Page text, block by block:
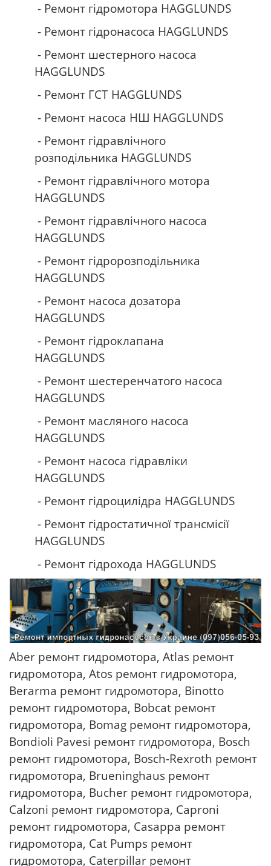
- Ремонт гідромотора HAGGLUNDS
- Ремонт гідронасоса HAGGLUNDS
- Ремонт шестерного насоса
HAGGLUNDS
- Ремонт ГСТ HAGGLUNDS
- Ремонт насоса НШ HAGGLUNDS
- Ремонт гідравлічного
розподільника HAGGLUNDS
- Ремонт гідравлічного мотора
HAGGLUNDS
- Ремонт гідравлічного насоса
HAGGLUNDS
- Ремонт гідророзподільника
HAGGLUNDS
- Ремонт насоса дозатора
HAGGLUNDS
- Ремонт гідроклапана
HAGGLUNDS
- Ремонт шестеренчатого насоса
HAGGLUNDS
- Ремонт масляного насоса
HAGGLUNDS
- Ремонт насоса гідравліки
HAGGLUNDS
- Ремонт гідроцилідра HAGGLUNDS
- Ремонт гідростатичної трансмісії
HAGGLUNDS
- Ремонт гідрохода HAGGLUNDS
Aber ремонт гидромотора, Atlas ремонт
гидромотора, Atos ремонт гидромотора,
Berarma ремонт гидромотора, Binotto
ремонт гидромотора, Bobcat ремонт
гидромотора, Bomag ремонт гидромотора,
Bondioli Pavesi ремонт гидромотора, Bosch
ремонт гидромотора, Bosch-Rexroth ремонт
гидромотора, Brueninghaus ремонт
гидромотора, Bucher ремонт гидромотора,
Calzoni ремонт гидромотора, Caproni
ремонт гидромотора, Casappa ремонт
гидромотора, Cat Pumps ремонт
гидромотора, Caterpillar ремонт